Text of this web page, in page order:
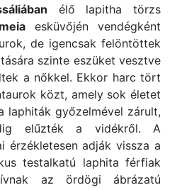
élő lapitha törzs
esküvőjén vendégként
de igencsak felöntöttek
szinte eszüket vesztve
a nőkkel. Ekkor harc tört
közt, amely sok életet
laphiták győzelmével zárult,
elűzték a vidékről. A
érzékletesen adják vissza a
testalkatú laphita férfiak
az ördögi ábrázatú